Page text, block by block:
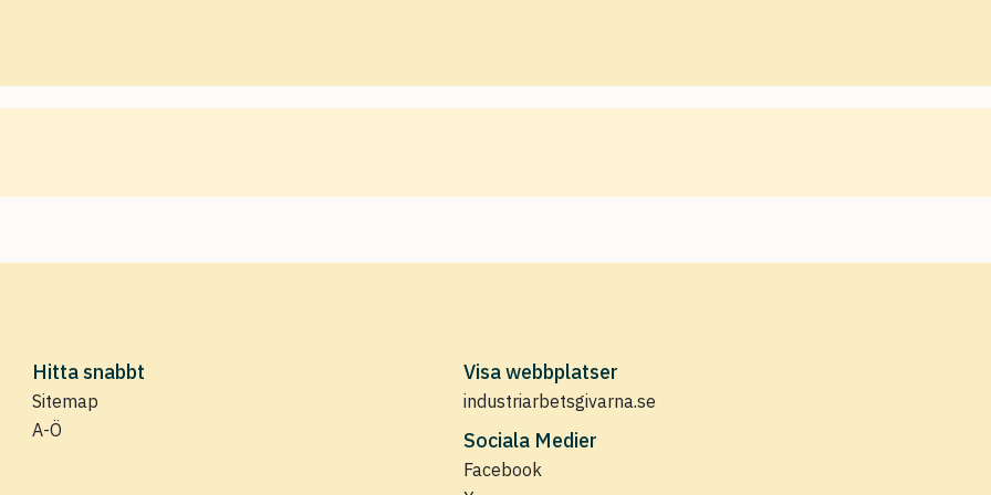
Hitta snabbt
Sitemap
A-Ö
Visa webbplatser
industriarbetsgivarna.se
Sociala Medier
Facebook